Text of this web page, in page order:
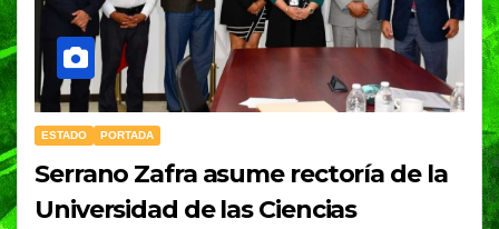
ESTADO PORTADA
Serrano Zafra asume rectoría de la
Universidad de las Ciencias